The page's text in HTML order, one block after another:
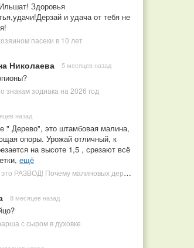
Здоровья
и удача от тебя не
пасеки в 10 лет
Николаева 5 месяцев назад
знакам зодиака на 2026 год
назад
" Дерево", это штамбовая малина,
опоры. Урожай отличный, к
на высоте 1,5 , срезают всё
ещё
Товарищи, это РАЗВОД! Почему малиновых деревьев не бывает, или Как ушлые продавцы наживаются на мечтах садоводов
8 месяцев назад
с сыром в духовке